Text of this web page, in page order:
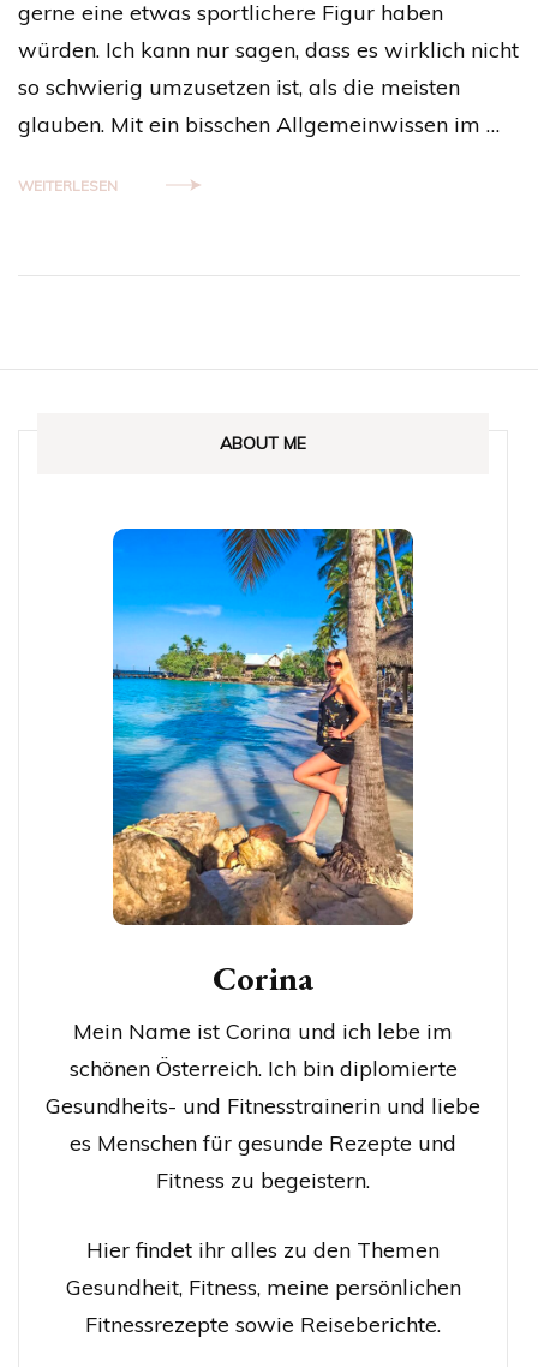
gerne eine etwas sportlichere Figur haben
würden. Ich kann nur sagen, dass es wirklich nicht
so schwierig umzusetzen ist, als die meisten
glauben. Mit ein bisschen Allgemeinwissen im …
WEITERLESEN
ABOUT ME
Corina
Mein Name ist Corina und ich lebe im
schönen Österreich. Ich bin diplomierte
Gesundheits- und Fitnesstrainerin und liebe
es Menschen für gesunde Rezepte und
Fitness zu begeistern.
Hier findet ihr alles zu den Themen
Gesundheit, Fitness, meine persönlichen
Fitnessrezepte sowie Reiseberichte.